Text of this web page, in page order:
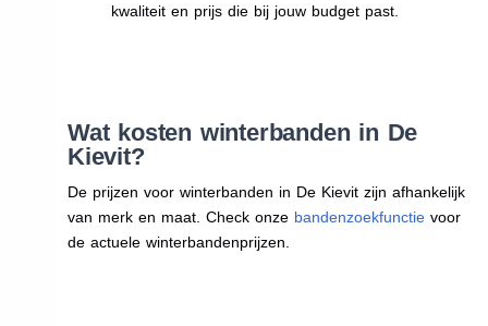
kwaliteit en prijs die bij jouw budget past.
Wat kosten winterbanden in De
Kievit?
De prijzen voor winterbanden in De Kievit zijn afhankelijk
van merk en maat. Check onze bandenzoekfunctievoor
de actuele winterbandenprijzen.